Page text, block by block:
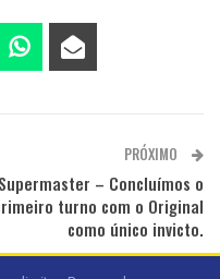
PRÓXIMO
Supermaster – Concluímos o
turno com o Original
como único invicto.